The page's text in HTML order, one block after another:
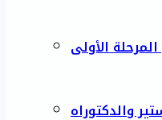
الأولى
والدكتوراه